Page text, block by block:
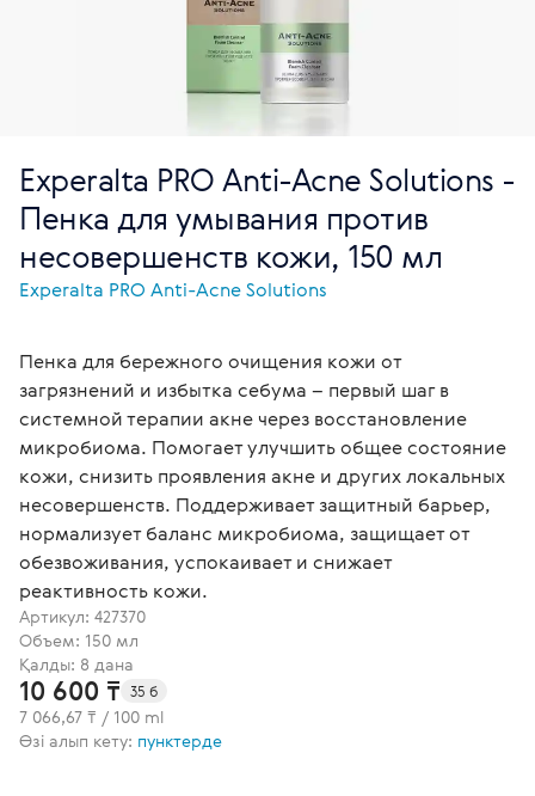
Experalta PRO Anti-Acne Solutions -
Пенка для умывания против
несовершенств кожи, 150 мл
Experalta PRO Anti-Acne Solutions
Пенка для бережного очищения кожи от
загрязнений и избытка себума – первый шаг в
системной терапии акне через восстановление
микробиома. Помогает улучшить общее состояние
кожи, снизить проявления акне и других локальных
несовершенств. Поддерживает защитный барьер,
нормализует баланс микробиома, защищает от
обезвоживания, успокаивает и снижает
реактивность кожи.
Артикул: 427370
Объем: 150 мл
Қалды: 8 дана
10 600 ₸ 35 б
7 066,67 ₸ / 100 ml
Өзі алып кету: пунктерде